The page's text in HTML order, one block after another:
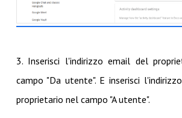
3. Inserisci l'indirizzo email del
campo "Da utente". E inserisci
proprietario nel campo "A utente".